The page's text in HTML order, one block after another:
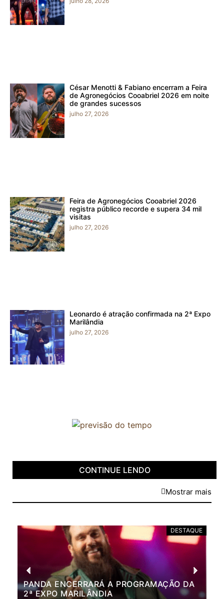
César Menotti & Fabiano encerram a Feira
de Agronegócios Cooabriel 2026 em noite
de grandes sucessos
julho 27, 2026
Feira de Agronegócios Cooabriel 2026
registra público recorde e supera 34 mil
visitas
julho 27, 2026
Leonardo é atração confirmada na 2ª Expo
Marilândia
julho 27, 2026
CONTINUE LENDO
Mostrar mais
DESTAQUE
PANDA ENCERRARÁ A PROGRAMAÇÃO DA
2ª EXPO MARILÂNDIA